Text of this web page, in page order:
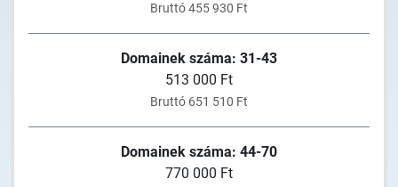
Bruttó 455 930 Ft
Domainek száma: 31-43
513 000 Ft
Bruttó 651 510 Ft
Domainek száma: 44-70
770 000 Ft